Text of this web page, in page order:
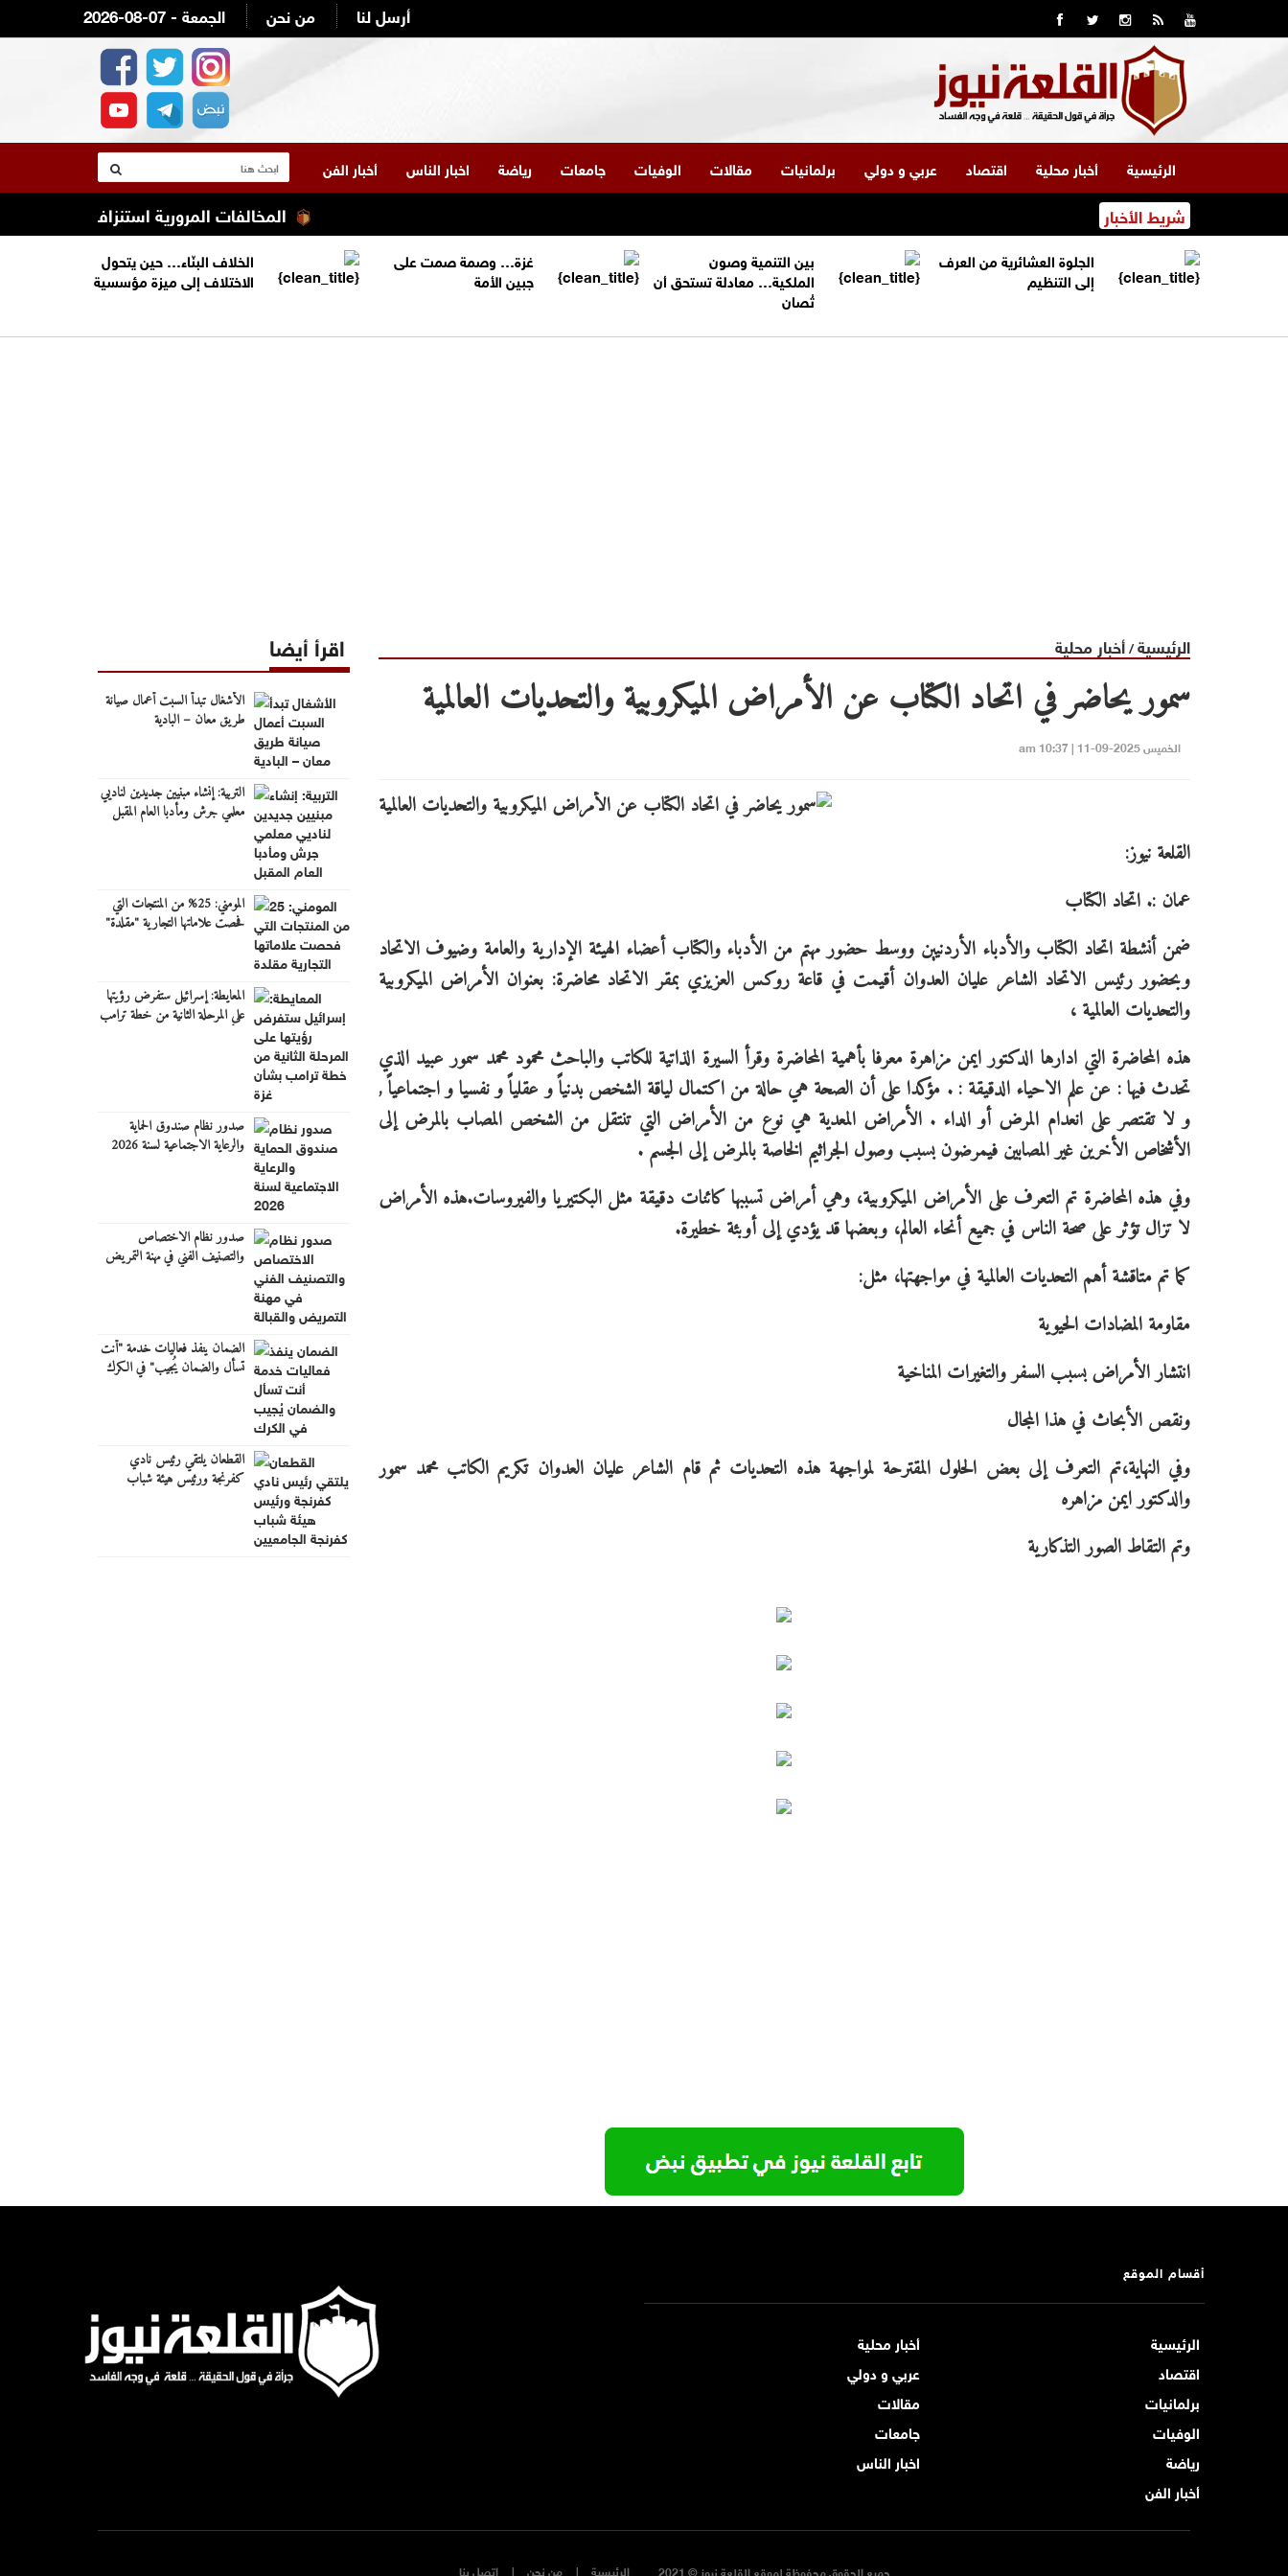
2026-08-07 - الجمعة من نحن أرسل لنا
الرئيسية أخبار محلية اقتصاد عربي و دولي برلمانيات مقالات الوفيات جامعات رياضة اخبار الناس أخبار الفن
شريط الأخبار المخالفات المرورية استنزاف ميزانية أصحاب
الجلوة العشائرية من العرف
إلى التنظيم
بين التنمية وصون
الملكية… معادلة تستحق أن
تُصان
غزة… وصمة صمت على
جبين الأمة
الخلاف البنّاء… حين يتحول
الاختلاف إلى ميزة مؤسسية
الرئيسية/أخبار محلية
سمور يحاضر في اتحاد الكتاب عن الأمراض الميكروبية والتحديات العالمية
الخميس 2025-09-11 | 10:37 am
القلعة نيوز:
عمان :. اتحاد الكتاب
ضمن أنشطة اتحاد الكتاب والأدباء الأردنيين ووسط حضور مهتم من الأدباء والكتاب أعضاء الهيئة الإدارية والعامة وضيوف الاتحاد
وبحضور رئيس الاتحاد الشاعر عليان العدوان أقيمت في قاعة روكس العزيزي بمقر الاتحاد محاضرة: بعنوان الأمراض الميكروبية
والتحديات العالمية ،
هذه المحاضرة التي ادارها الدكتور ايمن مزاهرة معرفا بأهمية المحاضرة وقرأ السيرة الذاتية للكاتب والباحث محمود محمد سمور عبيد الذي
تحدث فيها : عن علم الاحياء الدقيقة : . مؤكدا على أن الصحة هي حالة من اكتمال لياقة الشخص بدنياً و عقلياً و نفسيا و اجتماعياً ,
و لا تقتصر على انعدام المرض أو الداء . الأمراض المعدية هي نوع من الأمراض التي تنتقل من الشخص المصاب بالمرض إلى
الأشخاص الأخرين غير المصابين فيمرضون بسبب وصول الجراثيم الخاصة بالمرض إلى الجسم .
وفي هذه المحاضرة تم التعرف على الأمراض الميكروبية، وهي أمراض تسببها كائنات دقيقة مثل البكتيريا والفيروسات.هذه الأمراض
لا تزال تؤثر على صحة الناس في جميع أنحاء العالم، وبعضها قد يؤدي إلى أوبئة خطيرة.
كما تم متاقشة أهم التحديات العالمية في مواجهتها، مثل:
مقاومة المضادات الحيوية
انتشار الأمراض بسبب السفر والتغيرات المناخية
ونقص الأبحاث في هذا المجال
وفي النهاية،تم التعرف إلى بعض الحلول المقترحة لمواجهة هذه التحديات ثم قام الشاعر عليان العدوان تكريم الكاتب محمد سمور
والدكتور ايمن مزاهره
وتم التقاط الصور التذكارية
اقرأ أيضا
الأشغال تبدأ السبت أعمال صيانة
طريق معان – البادية
التربية: إنشاء مبنيين جديدين لناديي
معلمي جرش ومأدبا العام المقبل
المومني: 25% من المنتجات التي
فحصت علاماتها التجارية "مقلدة"
المعايطة: إسرائيل ستفرض رؤيتها
على المرحلة الثانية من خطة ترامب
صدور نظام صندوق الحماية
والرعاية الاجتماعية لسنة 2026
صدور نظام الاختصاص
والتصنيف الفني في مهنة التمريض
الضمان ينفذ فعاليات خدمة "أنت
تسأل والضمان يُجيب" في الكرك
القطعان يلتقي رئيس نادي
كفرنجة ورئيس هيئة شباب
أقسام الموقع
الرئيسية
أخبار محلية
اقتصاد
عربي و دولي
برلمانيات
مقالات
الوفيات
جامعات
رياضة
اخبار الناس
أخبار الفن
جميع الحقوق محفوظة لموقع القلعة نيوز © 2021 اتصل بنا من نحن الرئيسية